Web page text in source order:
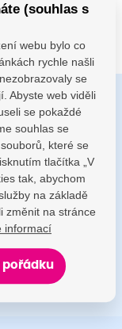
(souhlas s
webu bylo co
rychle našli
se
Abyste web viděli
se pokaždé
souhlas se
které se
tlačítka „V
tak, abychom
na základě
změnit na stránce
informací
pořádku